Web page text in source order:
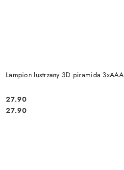
Lampion lustrzany 3D piramida 3xAAA
Cena:
27.90
Cena:
27.90